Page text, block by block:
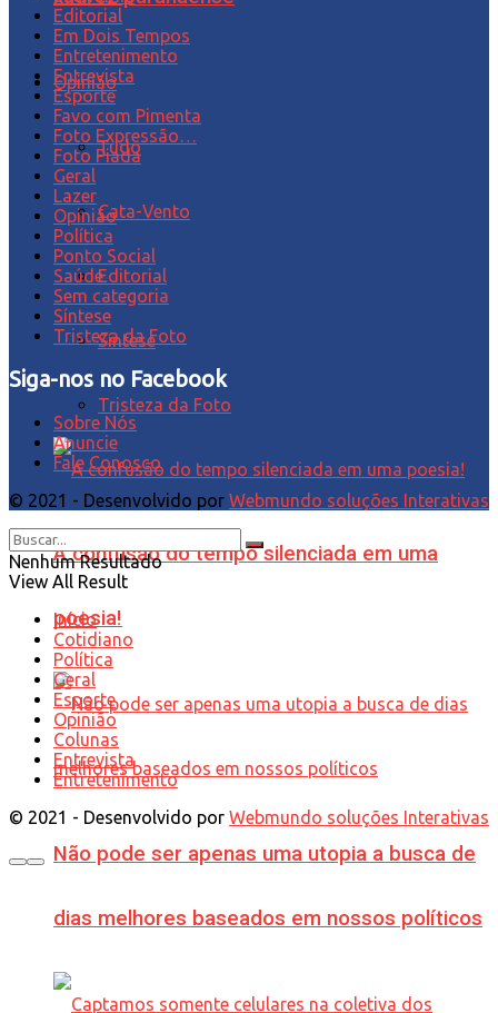
Opinião
Tudo
Cata-Vento
Editorial
Síntese
Tristeza da Foto
A confusão do tempo silenciada em uma
poesia!
Não pode ser apenas uma utopia a busca de
dias melhores baseados em nossos políticos
Editorial
Em Dois Tempos
Entretenimento
Entrevista
Esporte
Favo com Pimenta
Foto Expressão…
Foto Piada
Geral
Lazer
Opinião
Política
Ponto Social
Saúde
Sem categoria
Síntese
Tristeza da Foto
Siga-nos no Facebook
Sobre Nós
Anuncie
Fale Conosco
© 2021 - Desenvolvido por Webmundo soluções Interativas
Nenhum Resultado
View All Result
Início
Cotidiano
Política
Geral
Esporte
Opinião
Colunas
Entrevista
Entretenimento
© 2021 - Desenvolvido por Webmundo soluções Interativas